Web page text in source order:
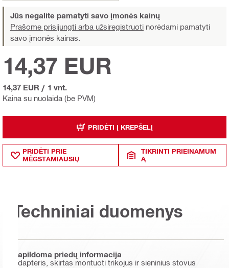
Jūs negalite pamatyti savo įmonės kainų
Prašome prisijungti arba užsiregistruoti norėdami pamatyti
savo įmonės kainas.
Kaina su nuolaida (be PVM)
14,37 EUR
14,37 EUR / 1 vnt.
PRIDĖTI Į KREPŠELĮ
PRIDĖTI PRIE
MĖGSTAMIAUSIŲ
TIKRINTI PRIEINAMUM
Ą
Techniniai duomenys
Papildoma priedų informacija
Adapteris, skirtas montuoti trikojus ir sieninius stovus